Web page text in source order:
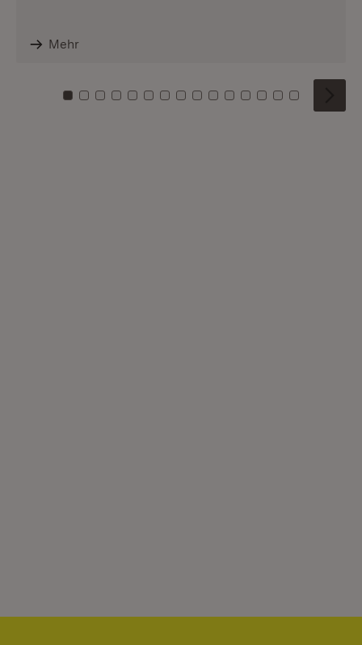
Mehr
Zu Kachel: 0
Zu Kachel: 1
Zu Kachel: 2
Zu Kachel: 3
Zu Kachel: 4
Zu Kachel: 5
Zu Kachel: 6
Zu Kachel: 7
Zu Kachel: 8
Zu Kachel: 9
Zu Kachel: 10
Zu Kachel: 11
Zu Kachel: 12
Zu Kachel:
Zu